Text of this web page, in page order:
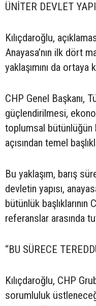
ÜNİTER DEVLET
Kılıçdaroğlu,
Anayasa’nın ilk dört
yaklaşımını da ortaya
CHP Genel Başkanı,
güçlendirilmesi,
toplumsal bütünlüğün
açısından temel
Bu yaklaşım, barış
devletin yapısı,
bütünlük başlıklarının
referanslar arasında
“BU SÜRECE
Kılıçdaroğlu, CHP
sorumluluk